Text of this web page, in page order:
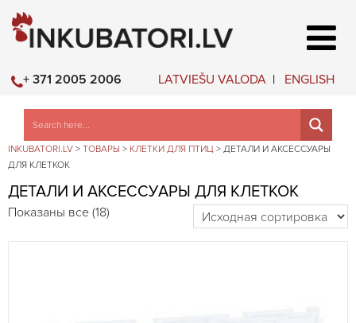
LATVIEŠU VALODA ENGLISH
+ 371 2005 2006
INKUBATORI.LV > ТОВАРЫ > КЛЕТКИ ДЛЯ ПТИЦ > ДЕТАЛИ И АКСЕССУАРЫ
ДЛЯ КЛЕТКОК
ДЕТАЛИ И АКСЕССУАРЫ ДЛЯ КЛЕТКОК
Показаны все (18)